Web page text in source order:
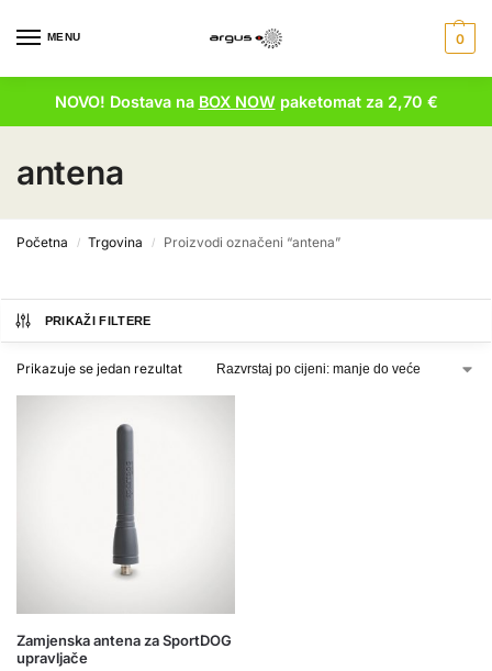
MENU 0
NOVO! Dostava na BOX NOWpaketomat za 2,70 €
antena
Početna / Trgovina / Proizvodi označeni “antena”
PRIKAŽI FILTERE
Prikazuje se jedan rezultat
Zamjenska antena za SportDOG
upravljače